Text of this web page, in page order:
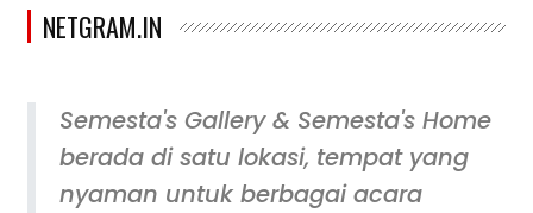
NETGRAM.IN
Semesta's Gallery & Semesta's Home
berada di satu lokasi, tempat yang
nyaman untuk berbagai acara